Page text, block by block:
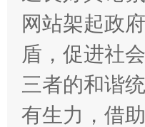
网站架起政
盾，促进社
三者的和谐
有生力，借